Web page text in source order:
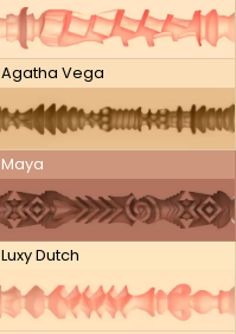
Agatha Vega
Maya
Luxy Dutch